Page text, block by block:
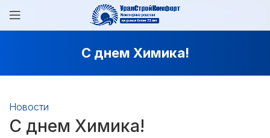
С днем Химика!
Новости
С днем Химика!